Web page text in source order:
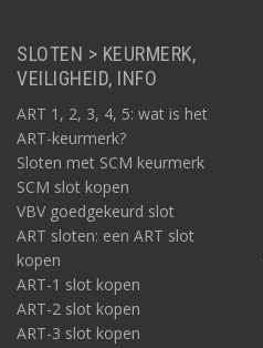
SLOTEN > KEURMERK,
VEILIGHEID, INFO
ART 1, 2, 3, 4, 5: wat is het
ART-keurmerk?
Sloten met SCM keurmerk
SCM slot kopen
VBV goedgekeurd slot
ART sloten: een ART slot
kopen
ART-1 slot kopen
ART-2 slot kopen
ART-3 slot kopen